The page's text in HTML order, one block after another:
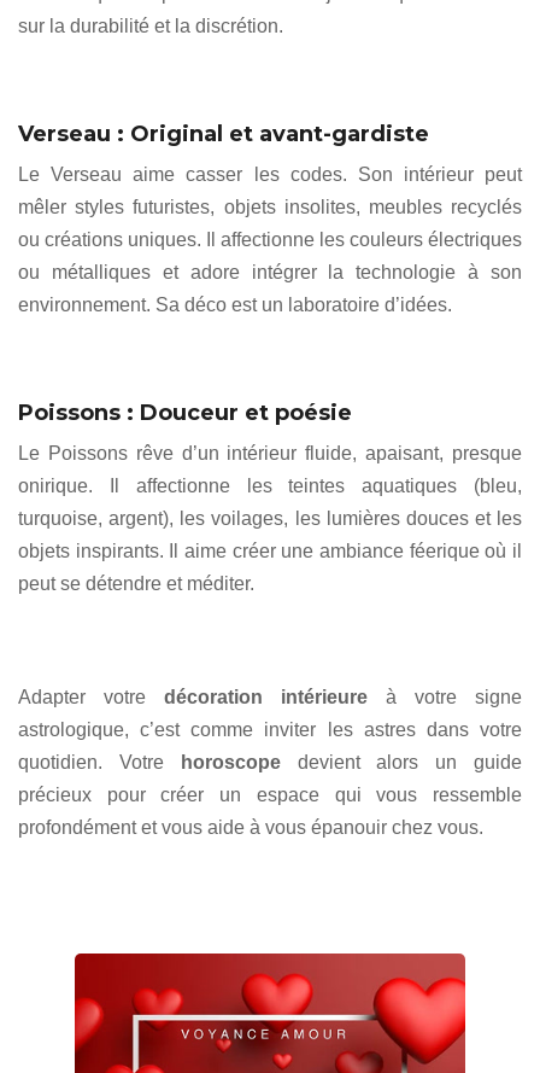
sur la durabilité et la discrétion.
Verseau : Original et avant-gardiste
Le Verseau aime casser les codes. Son intérieur peut
mêler styles futuristes, objets insolites, meubles recyclés
ou créations uniques. Il affectionne les couleurs électriques
ou métalliques et adore intégrer la technologie à son
environnement. Sa déco est un laboratoire d’idées.
Poissons : Douceur et poésie
Le Poissons rêve d’un intérieur fluide, apaisant, presque
onirique. Il affectionne les teintes aquatiques (bleu,
turquoise, argent), les voilages, les lumières douces et les
objets inspirants. Il aime créer une ambiance féerique où il
peut se détendre et méditer.
Adapter votre décoration intérieure à votre signe
astrologique, c’est comme inviter les astres dans votre
quotidien. Votre
horoscopedevient alors un guide
précieux pour créer un espace qui vous ressemble
profondément et vous aide à vous épanouir chez vous.